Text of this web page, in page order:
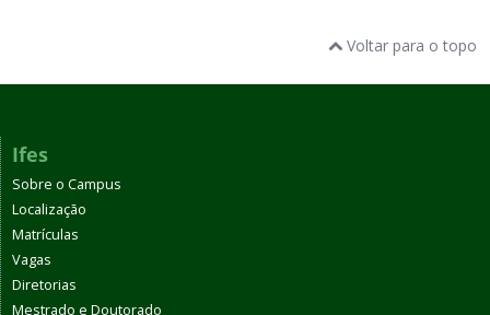
Voltar para o topo
Ifes
Sobre o Campus
Localização
Matrículas
Vagas
Diretorias
Mestrado e Doutorado